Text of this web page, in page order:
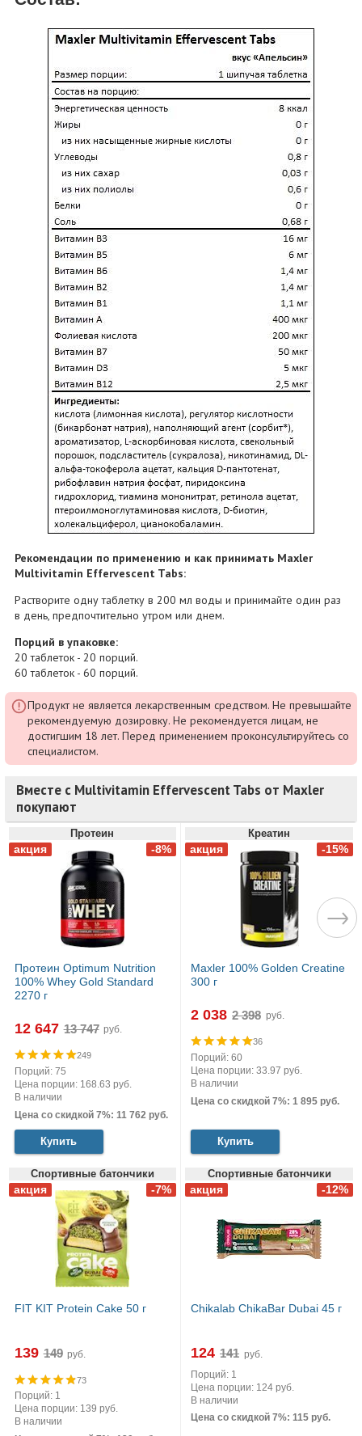
Рекомендации по применению и как принимать Maxler
Multivitamin Effervescent Tabs:
Растворите одну таблетку в 200 мл воды и принимайте один раз
в день, предпочтительно утром или днем.
Порций в упаковке:
20 таблеток - 20 порций.
60 таблеток - 60 порций.
Продукт не является лекарственным средством. Не превышайте
рекомендуемую дозировку. Не рекомендуется лицам, не
достигшим 18 лет. Перед применением проконсультируйтесь со
специалистом.
Вместе с Multivitamin Effervescent Tabs от Maxler
покупают
Протеин
Протеин Optimum Nutrition
100% Whey Gold Standard
2270 г
12 647 руб.
249
Порций: 75
Цена порции: 168.63 руб.
В наличии
Цена со скидкой 7%: 11 762 руб.
Купить
Креатин
Maxler 100% Golden Creatine
300 г
2 038 руб.
36
Порций: 60
Цена порции: 33.97 руб.
В наличии
Цена со скидкой 7%: 1 895 руб.
Купить
Спортивные батончики
FIT KIT Protein Cake 50 г
139 руб.
73
Порций: 1
Цена порции: 139 руб.
В наличии
Спортивные батончики
Chikalab ChikaBar Dubai 45 г
124
руб.
Порций: 1
Цена порции: 124 руб.
В наличии
Цена со скидкой 7%: 115 руб.